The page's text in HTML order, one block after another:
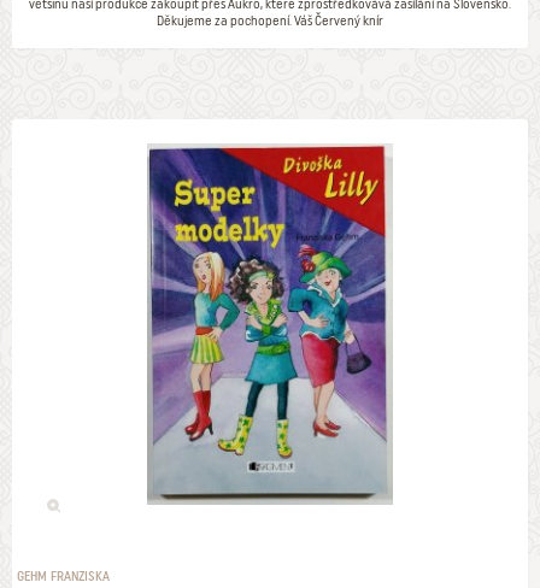
Děkujeme za pochopení. Váš Červený knír
GEHM FRANZISKA